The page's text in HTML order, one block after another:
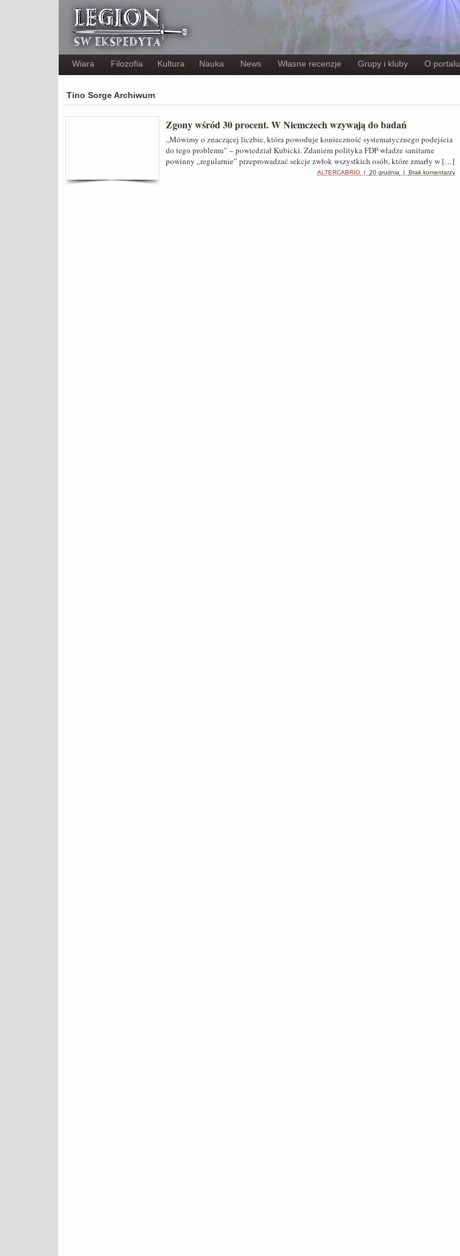
Wiara Filozofia Kultura Nauka News Własne recenzje Grupy i kluby O portalu
Tino Sorge Archiwum
Zgony wśród 30 procent. W Niemczech wzywają do badań
„Mówimy o znaczącej liczbie, która powoduje konieczność systematycznego podejścia
do tego problemu” – powiedział Kubicki. Zdaniem polityka FDP władze sanitarne
powinny „regularnie” przeprowadzać sekcje zwłok wszystkich osób, które zmarły w […]
ALTERCABRIO | 20 grudnia | Brak komentarzy